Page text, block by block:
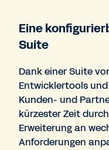
Eine
Suite
Dank einer Suite
Entwicklertools
Kunden- und
kürzester Zeit
Erweiterung an
Anforderungen